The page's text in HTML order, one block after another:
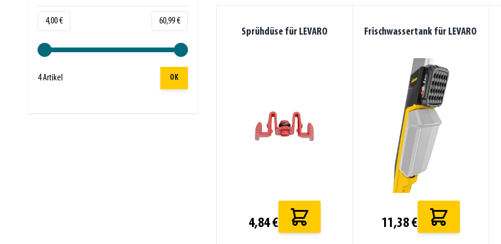
Minimum value
4,00 € Höchstwert
60,99 €
4 Artikel OK
Sprühdüse für LEVARO
4,84 €
Frischwassertank für LEVARO
11,38 €